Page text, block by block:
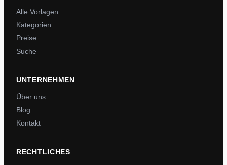
Alle Vorlagen
Kategorien
Preise
Suche
UNTERNEHMEN
Über uns
Blog
Kontakt
RECHTLICHES